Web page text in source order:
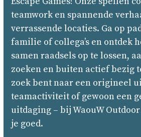
teamwork en spannende
verrassendelocaties. Ga op
familie ofcollega’s en ontdek
samenraadsels optelossen,
zoeken enbuiten actiefbezig
zoekbentnaar een origineel
teamactiviteit ofgewoon een
uitdaging –bijWaouW
je goed.